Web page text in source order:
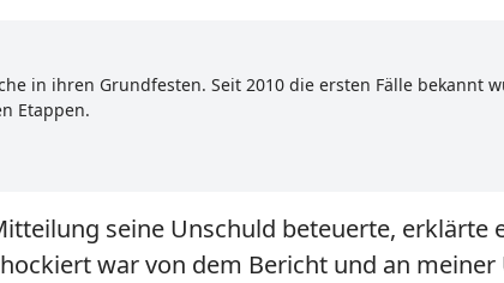
in ihren Grundfesten. Seit 2010 die ersten Fälle
Etappen.
seine Unschuld beteuerte,
war von dem Bericht und an